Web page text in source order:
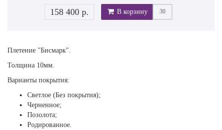
158 400 р. В корзину
Плетение "Бисмарк".
Толщина 10мм.
Варианты покрытия:
Светлое (Без покрытия);
Черненное;
Позолота;
Родированное.